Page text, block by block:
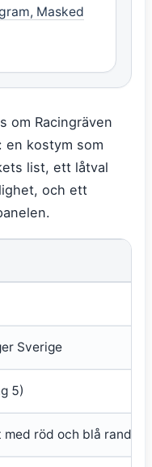
Masked
om Racingräven
kostym som
list, ett låtval
och ett
Sverige
5)
med röd och blå rand